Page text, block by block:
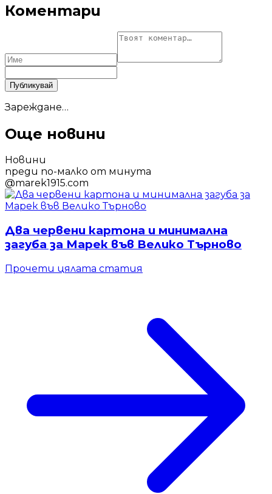
Коментари
Публикувай
Зареждане…
Още новини
Новини
преди по-малко от минута
@marek1915.com
Два червени картона и минимална
загуба за Марек във Велико Търново
Прочети цялата статия